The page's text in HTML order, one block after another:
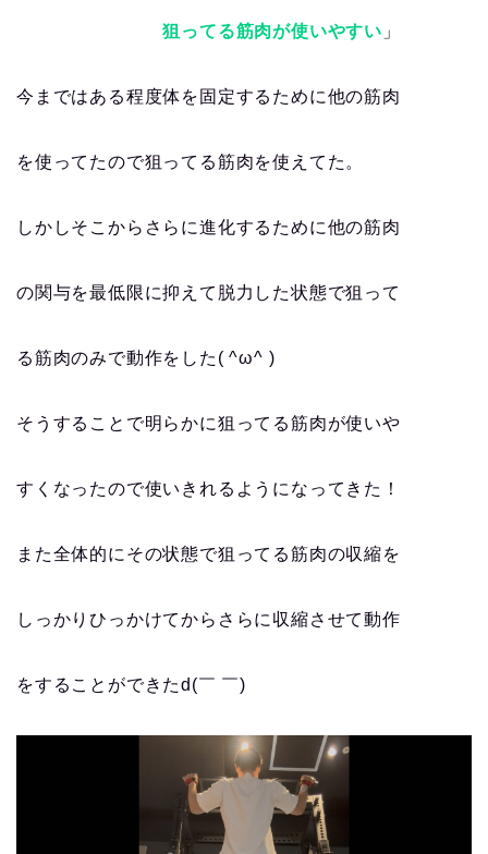
狙ってる筋肉が使いやすい 」
今まではある程度体を固定するために他の筋肉
を使ってたので狙ってる筋肉を使えてた。
しかしそこからさらに進化するために他の筋肉
の関与を最低限に抑えて脱力した状態で狙って
る筋肉のみで動作をした( ^ω^ )
そうすることで明らかに狙ってる筋肉が使いや
すくなったので使いきれるようになってきた！
また全体的にその状態で狙ってる筋肉の収縮を
しっかりひっかけてからさらに収縮させて動作
をすることができたd(￣ ￣)